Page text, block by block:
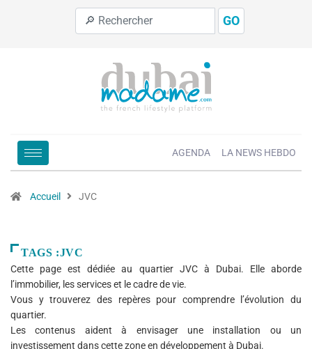
GO
AGENDA LA NEWS HEBDO
Accueil JVC
TAGS :JVC
Cette page est dédiée au quartier JVC à Dubai. Elle aborde
l’immobilier, les services et le cadre de vie.
Vous y trouverez des repères pour comprendre l’évolution du
quartier.
Les contenus aident à envisager une installation ou un
investissement dans cette zone en développement à Dubai.